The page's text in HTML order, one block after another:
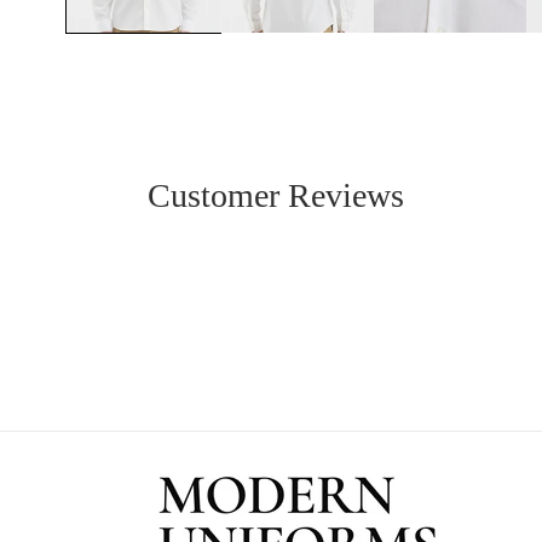
Customer Reviews